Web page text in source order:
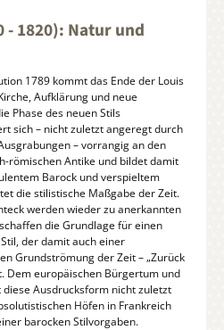
- 1820): Natur und
1789 kommt das Ende der Louis
Aufklärung und neue
Phase des neuen Stils
sich – nicht zuletzt angeregt durch
– vorrangig an den
römischen Antike und bildet damit
Barock und verspieltem
die stilistische Maßgabe der Zeit.
werden wieder zu anerkannten
die Grundlage für einen
der damit auch einer
Grundströmung der Zeit – „Zurück
Dem europäischen Bürgertum und
Ausdrucksform nicht zuletzt
Höfen in Frankreich
barocken Stilvorgaben.